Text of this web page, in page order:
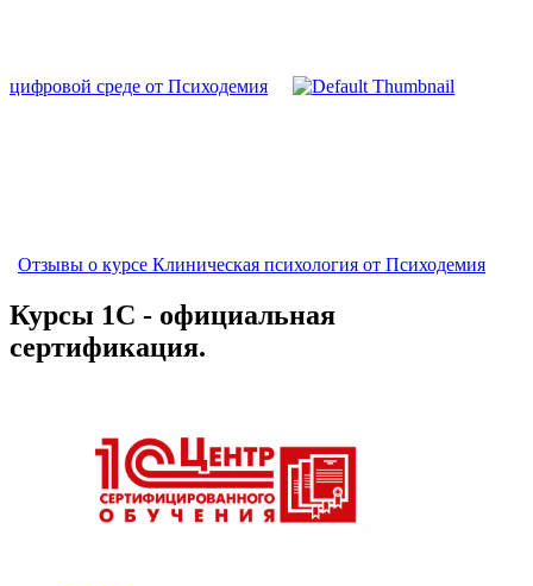
цифровой среде от Психодемия
Отзывы о курсе Клиническая психология от Психодемия
Курсы 1С - официальная
сертификация.